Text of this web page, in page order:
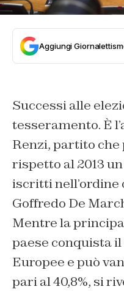
Aggiungi
Successi alle
tesseramento. È
Renzi, partito che
rispetto al 2013
iscritti nell’ordine
Goffredo De
Mentre la
paese conquista
Europee e può
pari al 40,8%, si